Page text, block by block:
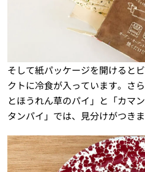
そして紙パッケージを開けると
クトに冷食が入っています。さ
とほうれん草のパイ」と「カマ
タンパイ」では、見分けがつきま